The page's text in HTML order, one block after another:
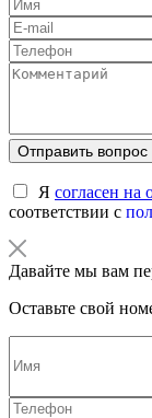
Отправить вопрос
Я согласен на
соответствии с
Давайте мы вам
Оставьте свой